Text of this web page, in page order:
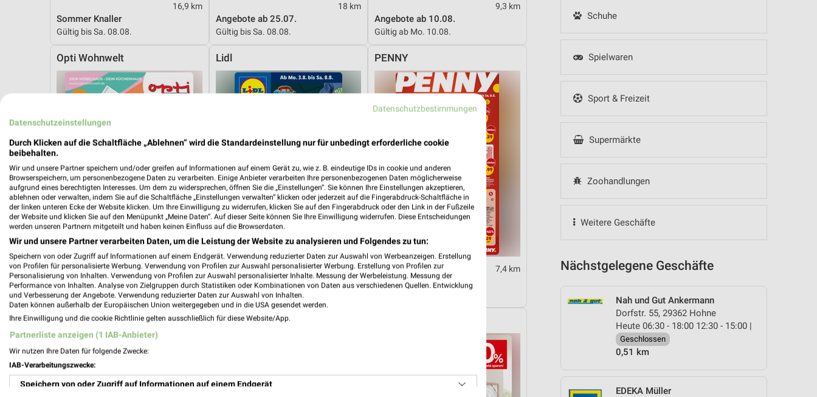
Schuhe
Spielwaren
Sport & Freizeit
Supermärkte
Zoohandlungen
Weitere Geschäfte
Nächstgelegene Geschäfte
Nah und Gut Ankermann
Dorfstr. 55, 29362 Hohne
Heute 06:30 - 18:00 12:30 - 15:00 |
Geschlossen
0,51 km
EDEKA Müller
16,9 km
Sommer Knaller
Gültig bis Sa. 08.08.
18 km
Angebote ab 25.07.
Gültig bis Sa. 08.08.
9,3 km
Angebote ab 10.08.
Gültig ab Mo. 10.08.
Opti Wohnwelt
18,2 km
Hot Sommer Sale
Gültig bis Sa. 29.08.
Lidl
9,3 km
Angebote ab 03.08.
Gültig bis Sa. 08.08.
PENNY
7,4 km
Angebote ab 03.08.
toom Baumarkt XXXLutz
Datenschutzbestimmungen
Datenschutzeinstellungen
Durch Klicken auf die Schaltfläche „Ablehnen“ wird die Standardeinstellung nur für unbedingt erforderliche cookie
beibehalten.
Wir und unsere Partner speichern und/oder greifen auf Informationen auf einem Gerät zu, wie z. B. eindeutige IDs in cookie und anderen
Browserspeichern, um personenbezogene Daten zu verarbeiten. Einige Anbieter verarbeiten Ihre personenbezogenen Daten möglicherweise
aufgrund eines berechtigten Interesses. Um dem zu widersprechen, öffnen Sie die „Einstellungen“. Sie können Ihre Einstellungen akzeptieren,
ablehnen oder verwalten, indem Sie auf die Schaltfläche „Einstellungen verwalten“ klicken oder jederzeit auf die Fingerabdruck-Schaltfläche in
der linken unteren Ecke der Website klicken. Um Ihre Einwilligung zu widerrufen, klicken Sie auf den Fingerabdruck oder den Link in der Fußzeile
der Website und klicken Sie auf den Menüpunkt „Meine Daten“. Auf dieser Seite können Sie Ihre Einwilligung widerrufen. Diese Entscheidungen
werden unseren Partnern mitgeteilt und haben keinen Einfluss auf die Browserdaten.
Wir und unsere Partner verarbeiten Daten, um die Leistung der Website zu analysieren und Folgendes zu tun:
Speichern von oder Zugriff auf Informationen auf einem Endgerät. Verwendung reduzierter Daten zur Auswahl von Werbeanzeigen. Erstellung
von Profilen für personalisierte Werbung. Verwendung von Profilen zur Auswahl personalisierter Werbung. Erstellung von Profilen zur
Personalisierung von Inhalten. Verwendung von Profilen zur Auswahl personalisierter Inhalte. Messung der Werbeleistung. Messung der
Performance von Inhalten. Analyse von Zielgruppen durch Statistiken oder Kombinationen von Daten aus verschiedenen Quellen. Entwicklung
und Verbesserung der Angebote. Verwendung reduzierter Daten zur Auswahl von Inhalten.
Daten können außerhalb der Europäischen Union weitergegeben und in die USA gesendet werden.
Ihre Einwilligung und die cookie Richtlinie gelten ausschließlich für diese Website/App.
Partnerliste anzeigen (1 IAB-Anbieter)
Wir nutzen Ihre Daten für folgende Zwecke:
IAB-Verarbeitungszwecke:
Speichern von oder Zugriff auf Informationen auf einem Endgerät